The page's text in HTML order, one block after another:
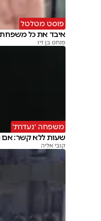
פוסט מטלטל
איבד את כל
פנחס בן זיו
משפחה 'נעדרת'
שעות ללא קשר: אם
קובי אליה